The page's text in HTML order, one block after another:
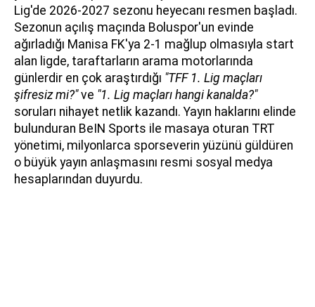
Lig'de 2026-2027 sezonu heyecanı resmen başladı.
Sezonun açılış maçında Boluspor'un evinde
ağırladığı Manisa FK'ya 2-1 mağlup olmasıyla start
alan ligde, taraftarların arama motorlarında
günlerdir en çok araştırdığı "TFF 1. Lig maçları
şifresiz mi?"ve "1. Lig maçları hangi kanalda?"
soruları nihayet netlik kazandı. Yayın haklarını elinde
bulunduran BeIN Sports ile masaya oturan TRT
yönetimi, milyonlarca sporseverin yüzünü güldüren
o büyük yayın anlaşmasını resmi sosyal medya
hesaplarından duyurdu.